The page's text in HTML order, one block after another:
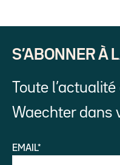
S’ABONNER À
Toute
Waechter dans
EMAIL*